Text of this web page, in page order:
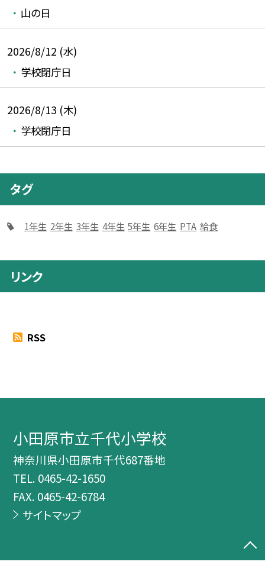
山の日
2026/8/12 (水)
学校閉庁日
2026/8/13 (木)
学校閉庁日
タグ
1年生 2年生 3年生 4年生 5年生 6年生 PTA 給食
リンク
RSS
小田原市立千代小学校
神奈川県小田原市千代687番地
TEL. 0465-42-1650
FAX. 0465-42-6784
サイトマップ